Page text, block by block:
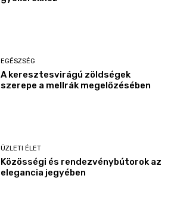
EGÉSZSÉG
A keresztesvirágú zöldségek
szerepe a mellrák megelőzésében
ÜZLETI ÉLET
Közösségi és rendezvénybútorok az
elegancia jegyében